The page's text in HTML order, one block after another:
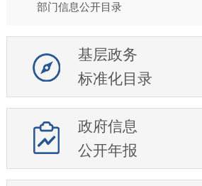
部门信息公开目录
基层政务
标准化目录
政府信息
公开年报